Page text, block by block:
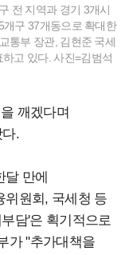
전 지역과 경기 3개시
개구 37개동으로 확대한
통부 장관, 김현준 국세
고 있다. 사진=김범석
깨겠다며
다.
달 만에
위원회, 국세청 등
담'은 획기적으로
가 "추가대책을